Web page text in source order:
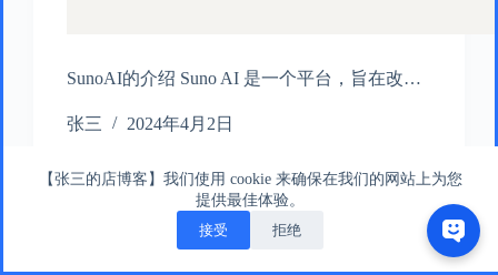
【张三的店博客】我们使用 cookie 来确保在我们的网站上为您
提供最佳体验。
接受 拒绝
SunoAI的介绍 Suno AI 是一个平台，旨在改…
张三 2024年4月2日